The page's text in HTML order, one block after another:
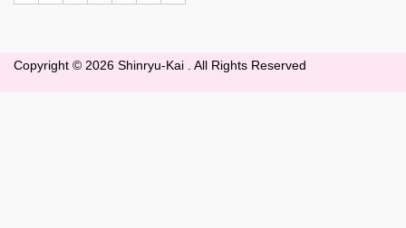
Copyright © 2026 Shinryu-Kai . All Rights Reserved